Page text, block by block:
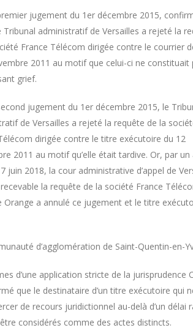
jugement du 1er décembre 2015,
Tribunal administratif de Versailles a rejeté la
France Télécom dirigée contre le courrier
2011 au motif que celui-ci ne constituait
grief.
jugement du 1er décembre 2015, le
de Versailles a rejeté la requête de la
dirigée contre le titre exécutoire du 12
2011 au motif qu’elle était tardive. Or, par un
juin 2018, la cour administrative d’appel de
la requête de la société France
Orange a annulé ce jugement et le titre
d’agglomération de Saint-Quentin-en-
d’une application stricte de la
que le destinataire d’un titre exécutoire
de recours juridictionnel au-delà d’un
considérés comme des actes distincts.